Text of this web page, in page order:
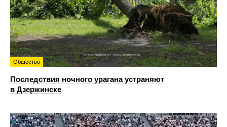
Общество
Последствия ночного урагана устраняют
в Дзержинске